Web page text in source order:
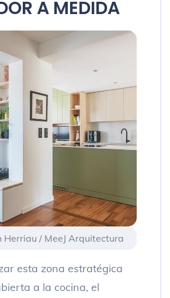
A MEDIDA
Herriau / MeeJ Arquitectura
esta zona estratégica
a la cocina, el